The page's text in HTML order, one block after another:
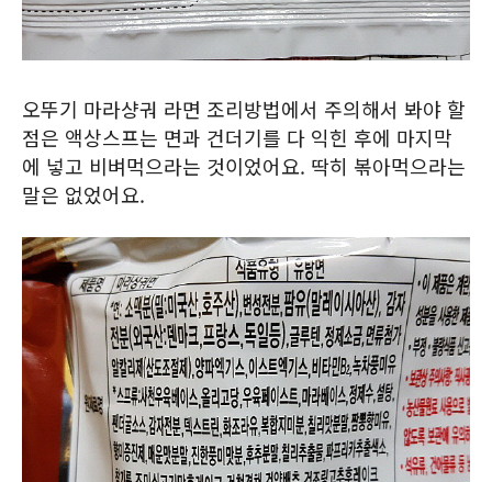
오뚜기 마라샹궈 라면 조리방법에서 주의해서 봐야 할
점은 액상스프는 면과 건더기를 다 익힌 후에 마지막
에 넣고 비벼먹으라는 것이었어요. 딱히 볶아먹으라는
말은 없었어요.